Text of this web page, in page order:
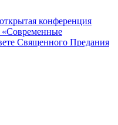
конференция
«Современные
Священного Предания